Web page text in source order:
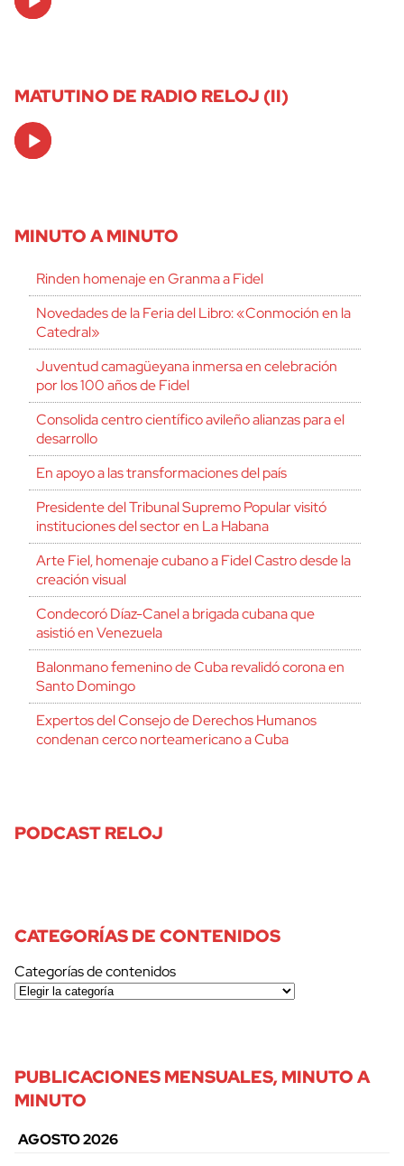
Player
MATUTINO DE RADIO RELOJ (II)
Audio
Player
MINUTO A MINUTO
Rinden homenaje en Granma a Fidel
Novedades de la Feria del Libro: «Conmoción en la
Catedral»
Juventud camagüeyana inmersa en celebración
por los 100 años de Fidel
Consolida centro científico avileño alianzas para el
desarrollo
En apoyo a las transformaciones del país
Presidente del Tribunal Supremo Popular visitó
instituciones del sector en La Habana
Arte Fiel, homenaje cubano a Fidel Castro desde la
creación visual
Condecoró Díaz-Canel a brigada cubana que
asistió en Venezuela
Balonmano femenino de Cuba revalidó corona en
Santo Domingo
Expertos del Consejo de Derechos Humanos
condenan cerco norteamericano a Cuba
PODCAST RELOJ
CATEGORÍAS DE CONTENIDOS
Categorías de contenidos
PUBLICACIONES MENSUALES, MINUTO A
MINUTO
AGOSTO 2026